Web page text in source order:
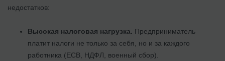
недостатков:
Высокая налоговая нагрузка. Предприниматель
платит налоги не только за себя, но и за каждого
работника (ЕСВ, НДФЛ, военный сбор).